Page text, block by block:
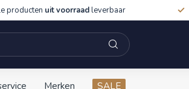
producten uit voorraadleverbaar
Merken SALE